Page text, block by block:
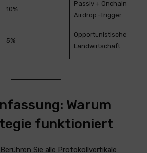
10%
Passiv + Onchain
Airdrop -Trigger
5%
Opportunistische
Landwirtschaft
Warum
funktioniert
Berühren Sie alle Protokollvertikale